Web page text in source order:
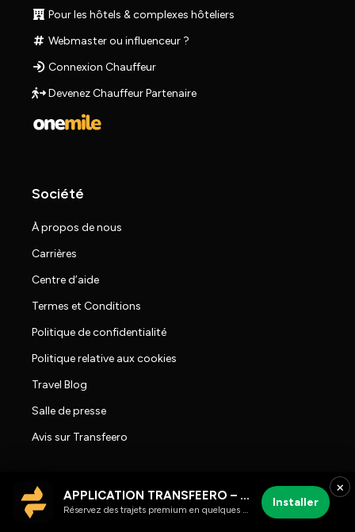
Pour les hôtels & complexes hôteliers
Webmaster ou influenceur ?
Connexion Chauffeur
Devenez Chauffeur Partenaire
Société
À propos de nous
Carrières
Centre d’aide
Termes et Conditions
Politique de confidentialité
Politique relative aux cookies
Travel Blog
Salle de presse
Avis sur Transfeero
×
APPLICATION TRANSFEERO – chauffeur et trajets aéroport
Réservez des trajets premium en quelques clics
Installer